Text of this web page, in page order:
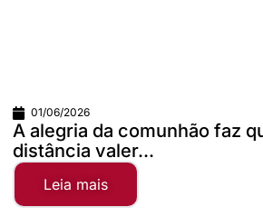
faz qualquer